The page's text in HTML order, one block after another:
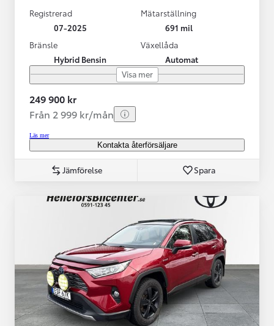
Registrerad
07-2025
Mätarställning
691 mil
Bränsle
Hybrid Bensin
Växellåda
Automat
Visa mer
249 900 kr
Från 2 999 kr/mån
Läs mer
Kontakta återförsäljare
Jämförelse Spara